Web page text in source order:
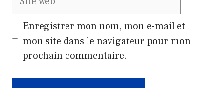
web
Enregistrer mon nom, mon e-mail et
mon site dans le navigateur pour mon
prochain commentaire.